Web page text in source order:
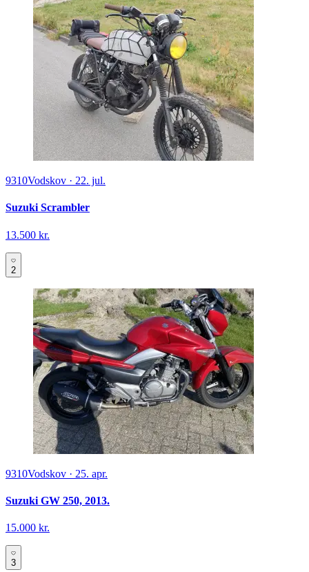
9310Vodskov · 22. jul.
Suzuki Scrambler
13.500 kr.
2
9310Vodskov · 25. apr.
Suzuki GW 250, 2013.
15.000 kr.
3